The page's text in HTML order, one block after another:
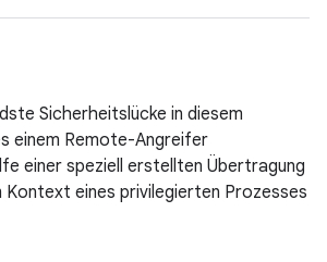
Sicherheitslücke in diesem
einem Remote-Angreifer
einer speziell erstellten Übertragung
Kontext eines privilegierten Prozesses